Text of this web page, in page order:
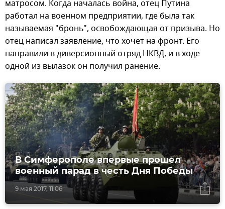
матросом. Когда началась война, отец Путина
работал на военном предприятии, где была так
называемая "бронь", освобождающая от призыва. Но
отец написал заявление, что хочет на фронт. Его
направили в диверсионный отряд НКВД, и в ходе
одной из вылазок он получил ранение.
9 мая 2017, 11:06
В Симферополе впервые прошел
военный парад в честь Дня Победы